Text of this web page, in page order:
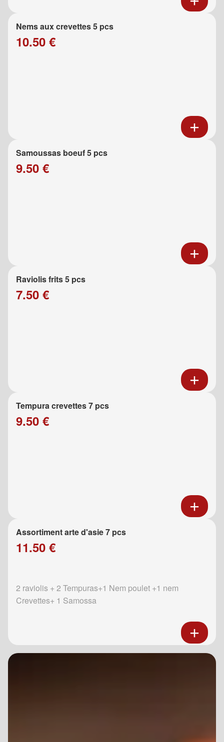
Nems aux crevettes 5 pcs
10.50 €
Samoussas boeuf 5 pcs
9.50 €
Raviolis frits 5 pcs
7.50 €
Tempura crevettes 7 pcs
9.50 €
Assortiment arte d'asie 7 pcs
11.50 €
2 raviolis + 2 Tempuras+1 Nem poulet +1 nem
Crevettes+ 1 Samossa